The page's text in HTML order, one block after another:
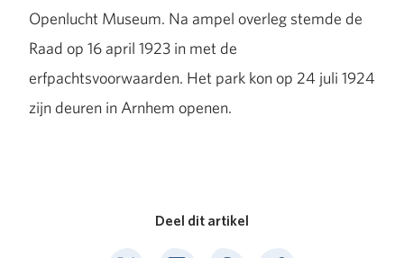
Openlucht Museum. Na ampel overleg stemde de
Raad op 16 april 1923 in met de
erfpachtsvoorwaarden. Het park kon op 24 juli 1924
zijn deuren in Arnhem openen.
Deel dit artikel